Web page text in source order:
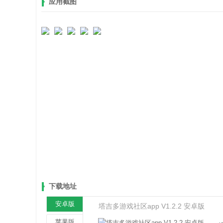
下载地址
安卓版 塔吉多游戏社区app V1.2.2 安卓版